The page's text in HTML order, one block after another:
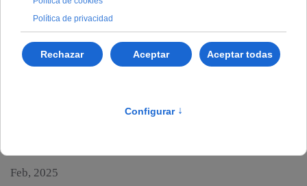
de Alquileres 2025
Feb, 2025